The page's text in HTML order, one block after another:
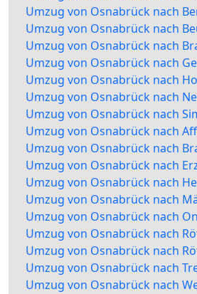
Umzug von Osnabrück nach
Umzug von Osnabrück nach
Umzug von Osnabrück nach
Umzug von Osnabrück nach
Umzug von Osnabrück nach
Umzug von Osnabrück nach
Umzug von Osnabrück nach
Umzug von Osnabrück nach
Umzug von Osnabrück nach
Umzug von Osnabrück nach
Umzug von Osnabrück nach
Umzug von Osnabrück nach
Umzug von Osnabrück nach
Umzug von Osnabrück nach
Umzug von Osnabrück nach
Umzug von Osnabrück nach
Umzug von Osnabrück nach